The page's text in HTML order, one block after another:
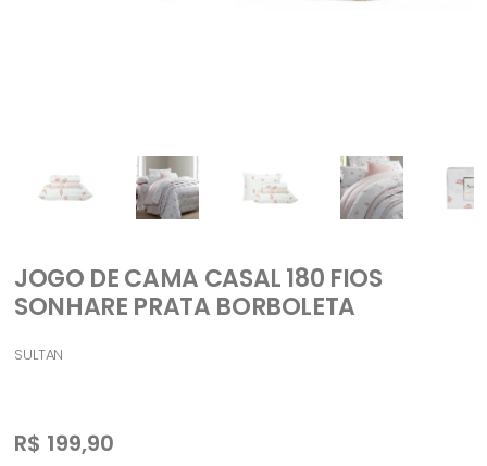
JOGO DE CAMA CASAL 180 FIOS
SONHARE PRATA BORBOLETA
SULTAN
R$ 199,90